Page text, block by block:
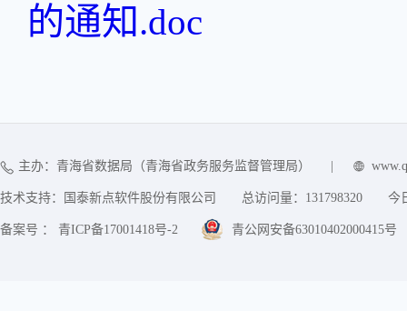
的通知.doc
主办：青海省数据局（青海省政务服务监督管理局）
技术支持：国泰新点软件股份有限公司 总访问量： 131798320 今
备案号 ： 青ICP备17001418号-2 青公网安备63010402000415号